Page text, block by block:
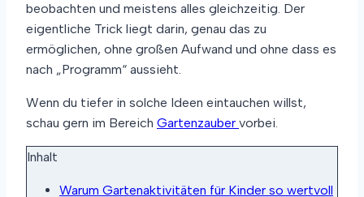
beobachten und meistens alles gleichzeitig. Der
eigentliche Trick liegt darin, genau das zu
ermöglichen, ohne großen Aufwand und ohne dass es
nach „Programm“ aussieht.
Wenn du tiefer in solche Ideen eintauchen willst,
schau gern im Bereich Gartenzauber vorbei.
Inhalt
Warum Gartenaktivitäten für Kinder so wertvoll